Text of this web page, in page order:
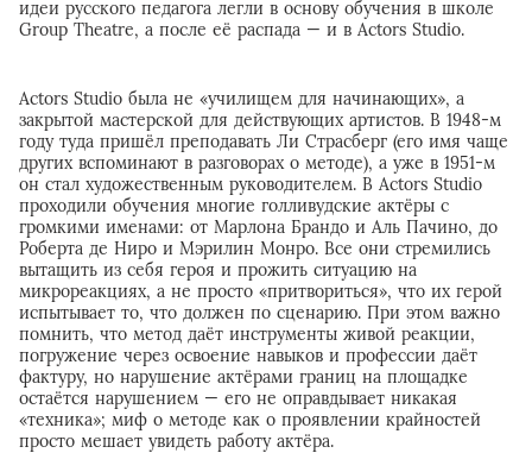
идеи русского педагога легли в основу обучения в школе
Group Theatre, а после её распада — и в Actors Studio.
Actors Studio была не «училищем для начинающих», а
закрытой мастерской для действующих артистов. В 1948-м
году туда пришёл преподавать Ли Страсберг (его имя чаще
других вспоминают в разговорах о методе), а уже в 1951-м
он стал художественным руководителем. В Actors Studio
проходили обучения многие голливудские актёры с
громкими именами: от Марлона Брандо и Аль Пачино, до
Роберта де Ниро и Мэрилин Монро. Все они стремились
вытащить из себя героя и прожить ситуацию на
микрореакциях, а не просто «притвориться», что их герой
испытывает то, что должен по сценарию. При этом важно
помнить, что метод даёт инструменты живой реакции,
погружение через освоение навыков и профессии даёт
фактуру, но нарушение актёрами границ на площадке
остаётся нарушением — его не оправдывает никакая
«техника»; миф о методе как о проявлении крайностей
просто мешает увидеть работу актёра.